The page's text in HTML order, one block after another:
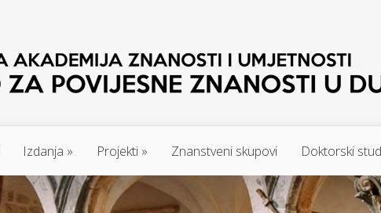
Izdanja » Projekti » Znanstveni skupovi Doktorski